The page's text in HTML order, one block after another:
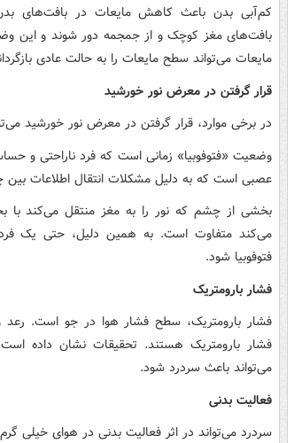
کم‌آبی بدن باعث کاهش مایعات در بافت‌های
بافت‌های مغز کوچک و از جمجمه دور شوند و این
مایعات می‌تواند سطح مایعات را به حالت عادی
قرار گرفتن در معرض نور خورشید
در برخی موارد، قرار گرفتن در معرض نور خورشید
وضعیت «فتوفوبیا» زمانی است که فرد ناراحتی و
عصبی است که به دلیل مشکلات انتقال اطلاعات بین
بخشی از چشم که نور را به مغز منتقل می‌کند
می‌کند متفاوت است. به همین دلیل، حتی یک فرد
فتوفوبیا شود.
فشار بارومتریک
فشار بارومتریک، سطح فشار هوا در جو است. رعد
فشار بارومتریک هستند. تحقیقات نشان داده
می‌تواند باعث سردرد شود.
فعالیت بدنی
سردرد می‌تواند در اثر فعالیت بدنی در هوای خیلی